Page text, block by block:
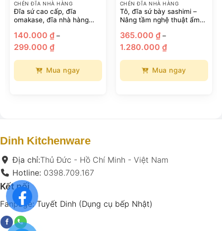
CHÉN ĐĨA NHÀ HÀNG
Đĩa sứ cao cấp, đĩa
omakase, đĩa nhà hàng
140.000 ₫ –
299.000 ₫Khoảng
giá:
đến
299.000 ₫
Mua ngay
biến
Các
tùy
chọn
có
thể
được
chọn
CHÉN ĐĨA NHÀ HÀNG
Tô, đĩa sứ bày sashimi –
Nâng tầm nghệ thuật ẩm
365.000 ₫ –
1.280.000 ₫Khoảng
giá:
đến
1.280.000 ₫
Mua ngay
Các
thể
được
₫
₫
Dinh Kitchenware
Địa chỉ:Thủ Đức - Hồ Chí Minh - Việt Nam
Hotline: 0398.709.167
Kết nối
Fanpage: Tuyết Dinh (Dụng cụ bếp Nhật)